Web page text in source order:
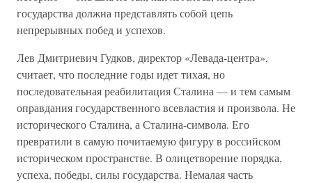
государства должна представлять собой цепь
непрерывных побед и успехов.
Лев Дмитриевич Гудков, директор «Левада-центра»,
считает, что последние годы идет тихая, но
последовательная реабилитация Сталина — и тем самым
оправдания государственного всевластия и произвола. Не
исторического Сталина, а Сталина-символа. Его
превратили в самую почитаемую фигуру в российском
историческом пространстве. В олицетворение порядка,
успеха, победы, силы государства. Немалая часть